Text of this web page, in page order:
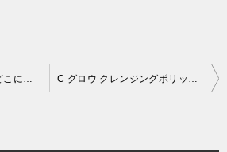
ラッシュアディクトはどこに売ってる？ドンキやドラッグストアなどの販売店での市販状況を調査！ C グロウ クレンジングポリッシュの口コミや評判は？良い～悪い評価の声やメリットデメリットなどご紹介！